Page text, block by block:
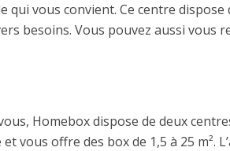
vous convient. Ce centre
besoins. Vous pouvez aussi vous
Homebox dispose de deux
vous offre des box de 1,5 à 25 m².